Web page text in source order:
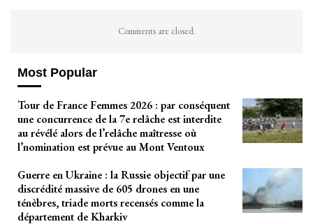
Comments are closed.
Most Popular
Tour de France Femmes 2026 : par conséquent
une concurrence de la 7e relâche est interdite
au révélé alors de l’relâche maîtresse où
l’nomination est prévue au Mont Ventoux
Guerre en Ukraine : la Russie objectif par une
discrédité massive de 605 drones en une
ténèbres, triade morts recensés comme la
département de Kharkiv